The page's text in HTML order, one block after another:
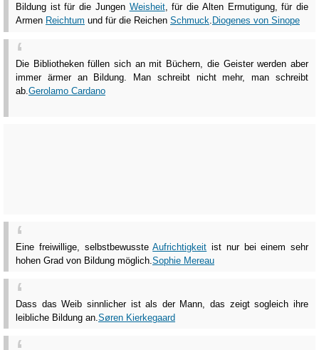
Bildung ist für die Jungen Weisheit, für die Alten Ermutigung, für die
Armen Reichtum und für die Reichen Schmuck. Diogenes von Sinope
Die Bibliotheken füllen sich an mit Büchern, die Geister werden aber
immer ärmer an Bildung. Man schreibt nicht mehr, man schreibt
ab.Gerolamo Cardano
Eine freiwillige, selbstbewussteAufrichtigkeit ist nur bei einem sehr
hohen Grad von Bildung möglich. Sophie Mereau
Dass das Weib sinnlicher ist als der Mann, das zeigt sogleich ihre
leibliche Bildung an. Søren Kierkegaard